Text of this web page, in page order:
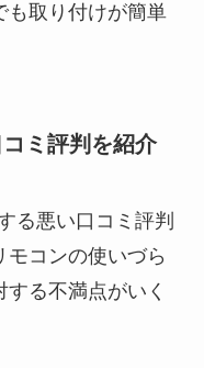
も取り付けが簡単
ミ評判を紹介
る悪い口コミ評判
コンの使いづら
る不満点がいく